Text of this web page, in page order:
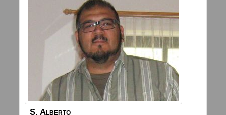
S. Alberto